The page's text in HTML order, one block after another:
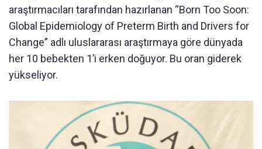
araştırmacıları tarafından hazırlanan “Born Too Soon:
Global Epidemiology of Preterm Birth and Drivers for
Change” adlı uluslararası araştırmaya göre dünyada
her 10 bebekten 1’i erken doğuyor. Bu oran giderek
yükseliyor.